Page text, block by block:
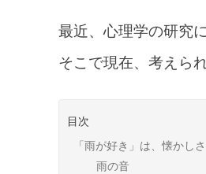
最近、心理学の研究
そこで現在、考えら
目次
「雨が好き」は、懐かし
雨の音